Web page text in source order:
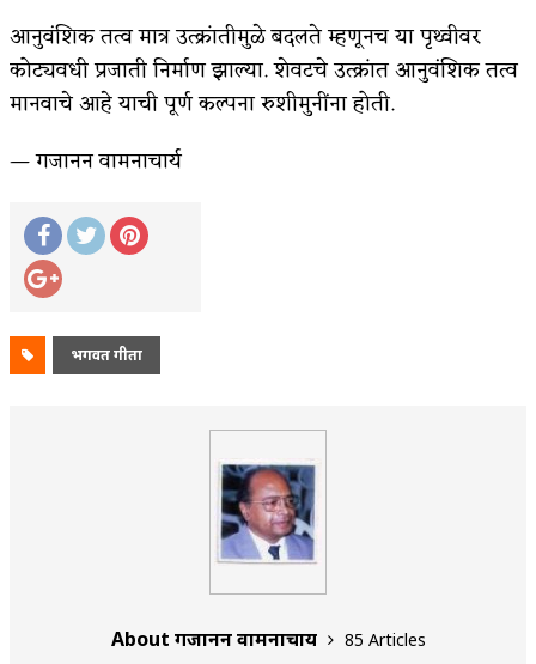
आनुवंशिक तत्व मात्र उत्क्रांतीमुळे बदलते म्हणूनच या पृथ्वीवर
कोट्यवधी प्रजाती निर्माण झाल्या. शेवटचे उत्क्रांत आनुवंशिक तत्व
मानवाचे आहे याची पूर्ण कल्पना रुशीमुनींना होती.
— गजानन वामनाचार्य
भगवत गीता
About गजानन वामनाचार्य
85 Articles